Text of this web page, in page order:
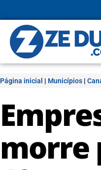
Página inicial | Municípios |
morre